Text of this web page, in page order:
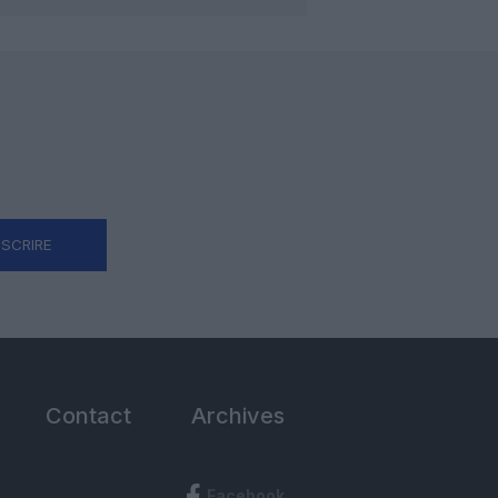
Contact Archives